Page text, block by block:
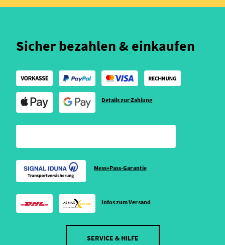
Sicher bezahlen & einkaufen
Details zur Zahlung
Mess+Pass-Garantie
Infos zum Versand
SERVICE & HILFE